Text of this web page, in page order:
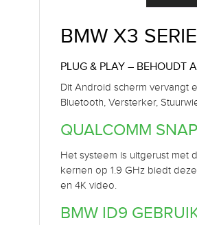
BMW X3
PLUG & PLAY – BEHOUDT
Dit Android scherm vervangt
Bluetooth, Versterker,
QUALCOMM
Het systeem is uitgerust met
kernen op 1.9 GHz biedt
en 4K video.
BMW ID9